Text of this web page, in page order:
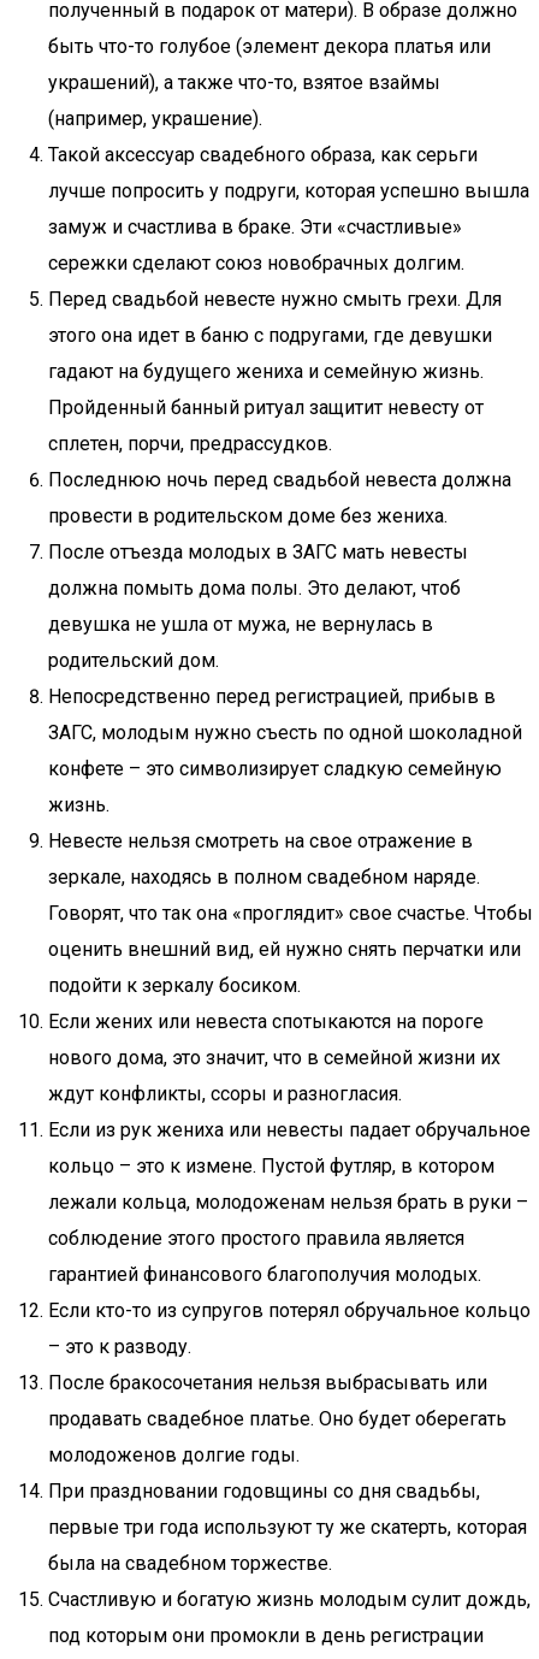
полученный в подарок от матери). В образе должно
быть что-то голубое (элемент декора платья или
украшений), а также что-то, взятое взаймы
(например, украшение).
Такой аксессуар свадебного образа, как серьги
лучше попросить у подруги, которая успешно вышла
замуж и счастлива в браке. Эти «счастливые»
сережки сделают союз новобрачных долгим.
Перед свадьбой невесте нужно смыть грехи. Для
этого она идет в баню с подругами, где девушки
гадают на будущего жениха и семейную жизнь.
Пройденный банный ритуал защитит невесту от
сплетен, порчи, предрассудков.
Последнюю ночь перед свадьбой невеста должна
провести в родительском доме без жениха.
После отъезда молодых в ЗАГС мать невесты
должна помыть дома полы. Это делают, чтоб
девушка не ушла от мужа, не вернулась в
родительский дом.
Непосредственно перед регистрацией, прибыв в
ЗАГС, молодым нужно съесть по одной шоколадной
конфете – это символизирует сладкую семейную
жизнь.
Невесте нельзя смотреть на свое отражение в
зеркале, находясь в полном свадебном наряде.
Говорят, что так она «проглядит» свое счастье. Чтобы
оценить внешний вид, ей нужно снять перчатки или
подойти к зеркалу босиком.
Если жених или невеста спотыкаются на пороге
нового дома, это значит, что в семейной жизни их
ждут конфликты, ссоры и разногласия.
Если из рук жениха или невесты падает обручальное
кольцо – это к измене. Пустой футляр, в котором
лежали кольца, молодоженам нельзя брать в руки –
соблюдение этого простого правила является
гарантией финансового благополучия молодых.
Если кто-то из супругов потерял обручальное кольцо
– это к разводу.
После бракосочетания нельзя выбрасывать или
продавать свадебное платье. Оно будет оберегать
молодоженов долгие годы.
При праздновании годовщины со дня свадьбы,
первые три года используют ту же скатерть, которая
была на свадебном торжестве.
Счастливую и богатую жизнь молодым сулит дождь,
под которым они промокли в день регистрации